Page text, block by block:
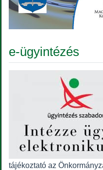
e-ügyintézés
tájékoztató az